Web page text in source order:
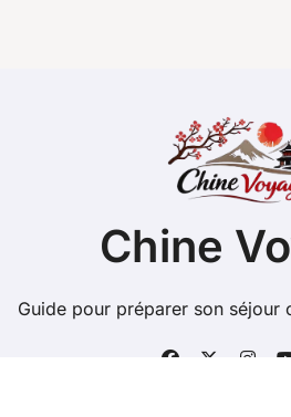
Chine
Guide pour préparer son séjour